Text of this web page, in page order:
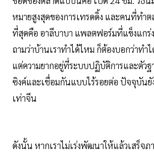
หมายสูงสุดของการเทรดดิ้ง และคนที่ทำ
ที่สุดคือ อาลีบาบา แพลตฟอร์มที่แข็งแกร่
ถามว่าบ้านเราทำได้ไหม ก็ต้องบอกว่าทำ
แต่ความยากอยู่ที่ระบบปฏิบัติการและตัวฐ
ซิงค์และเชื่อมกันแบบไร้รอยต่อ ปัจจุบันยั
เท่าจีน
ดังนั้น หากเราไม่เร่งพัฒนาให้แล้วเสร็จภ